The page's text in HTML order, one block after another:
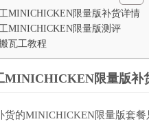
MINICHICKEN限量版补货详情
MINICHICKEN限量版测评
瓦工教程
MINICHICKEN限量版补
货的MINICHICKEN限量版套